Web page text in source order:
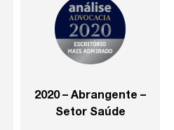
2020 – Abrangente –
Setor Saúde